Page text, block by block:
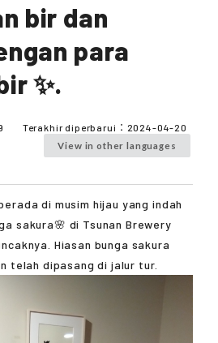
bir dan
para
✨.
Terakhir diperbarui： 2024-04-20
View in other languages
di musim hijau yang indah
sakura🌸 di Tsunan Brewery
Hiasan bunga sakura
telah dipasang di jalur tur.